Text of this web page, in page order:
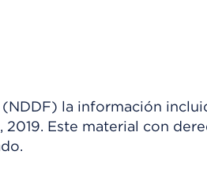
(NDDF) la información
Este material con